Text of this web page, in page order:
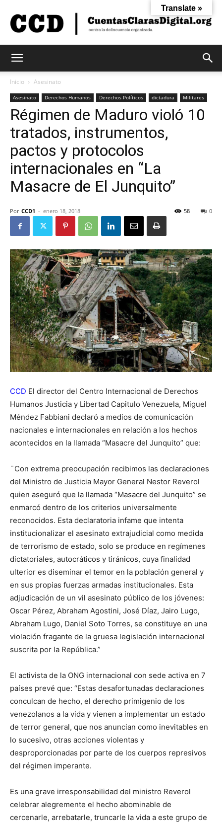
Claras
Digital
Inicio Asesinato
Asesinato Derechos Humanos Derechos Políticos dictadura Militares
Régimen de Maduro violó 10
tratados, instrumentos,
pactos y protocolos
internacionales en “La
Masacre de El Junquito”
Por CCD1 - enero 18, 2018 0
58
CCD El director del Centro Internacional de Derechos
Humanos Justicia y Libertad Capitulo Venezuela, Miguel
Méndez Fabbiani declaró a medios de comunicación
nacionales e internacionales en relación a los hechos
acontecidos en la llamada “Masacre del Junquito” que:
¨Con extrema preocupación recibimos las declaraciones
del Ministro de Justicia Mayor General Nestor Reverol
quien aseguró que la llamada “Masacre del Junquito” se
enmarcó dentro de los criterios universalmente
reconocidos. Esta declaratoria infame que intenta
institucionalizar el asesinato extrajudicial como medida
de terrorismo de estado, solo se produce en regímenes
dictatoriales, autocráticos y tiránicos, cuya finalidad
ulterior es diseminar el temor en la población general y
en sus propias fuerzas armadas institucionales. Esta
adjudicación de un vil asesinato público de los jóvenes:
Oscar Pérez, Abraham Agostini, José Díaz, Jairo Lugo,
Abraham Lugo, Daniel Soto Torres, se constituye en una
violación fragante de la gruesa legislación internacional
suscrita por la República.”
El activista de la ONG internacional con sede activa en 7
países prevé que: “Estas desafortunadas declaraciones
conculcan de hecho, el derecho primigenio de los
venezolanos a la vida y vienen a implementar un estado
de terror general, que nos anuncian como inevitables en
lo sucesivo, otras acciones violentas y
desproporcionadas por parte de los cuerpos represivos
del régimen imperante.
Es una grave irresponsabilidad del ministro Reverol
celebrar alegremente el hecho abominable de
cercenarle, arrebatarle, truncarle la vida a este grupo de
Translate »